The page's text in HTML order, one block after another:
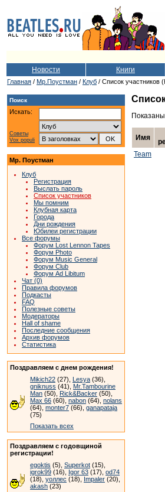
Новости Книги
Главная / Мр.Поустман / Клуб / Список участников
Поиск
Искать:
Советы
Vox populi
Мр. Поустман
Клуб
Регистрация
Выслать пароль
Список участников
Мы помним
Клубная карта
Города
Дни рождения
Юбилеи регистрации
Все форумы
Форум Lost Lennon Tapes
Форум Photo
Форум Music General
Форум Club
Форум Ad Libitum
Чат (0)
Правила форумов
Подкасты
FAQ
Полезные советы
Модераторы
Hall of shame
Последние сообщения
Архив форумов
Статистика
Поздравляем с днем рождения!
Mikich22 (27), Lesya (36),
gniknuss (41), Mr.Tambourine
Man (50), Rick&Backer (50),
Max 66 (60), nabon (64), nolans
(64), monter7 (66), ganapataja
(75)
Показать всех
Поздравляем с годовщиной
регистрации!
egoktis (5), Superkot (15),
igrok99 (16), Igor 63 (17), od74
(18), уоллес (18), Impaler (20),
akash (23)
Показаны
Имя
Team